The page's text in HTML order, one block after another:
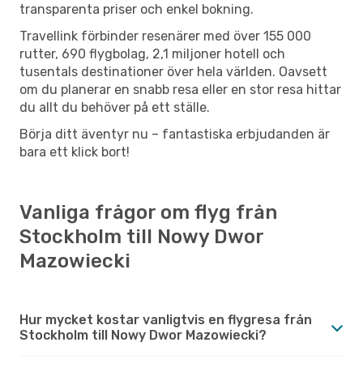
transparenta priser och enkel bokning.
Travellink förbinder resenärer med över 155 000
rutter, 690 flygbolag, 2,1 miljoner hotell och
tusentals destinationer över hela världen. Oavsett
om du planerar en snabb resa eller en stor resa hittar
du allt du behöver på ett ställe.
Börja ditt äventyr nu – fantastiska erbjudanden är
bara ett klick bort!
Vanliga frågor om flyg från
Stockholm till Nowy Dwor
Mazowiecki
Hur mycket kostar vanligtvis en flygresa från
Stockholm till Nowy Dwor Mazowiecki?